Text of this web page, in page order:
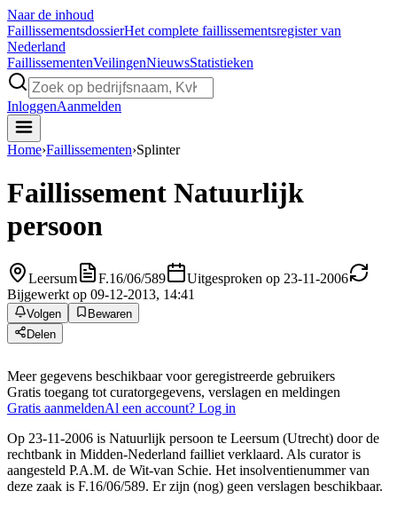
Naar de inhoud
FaillissementsdossierHet complete faillissementsregister van
Nederland
FaillissementenVeilingenNieuwsStatistieken
InloggenAanmelden
Home›Faillissementen›Splinter
Faillissement Natuurlijk
persoon
Leersum F.16/06/589
Uitgesproken op 23-11-2006
Bijgewerkt op 09-12-2013, 14:41
Volgen
Bewaren
Delen
Meer gegevens beschikbaar voor geregistreerde gebruikers
Gratis toegang tot curatorgegevens, verslagen en meldingen
Gratis aanmeldenAl een account? Log in
Op 23-11-2006 is Natuurlijk persoon te Leersum (Utrecht) door de
rechtbank in Midden-Nederland failliet verklaard. Als curator is
aangesteld P.A.M. de Wit-van Schie. Het insolventienummer van
deze zaak is F.16/06/589. Er zijn (nog) geen verslagen beschikbaar.